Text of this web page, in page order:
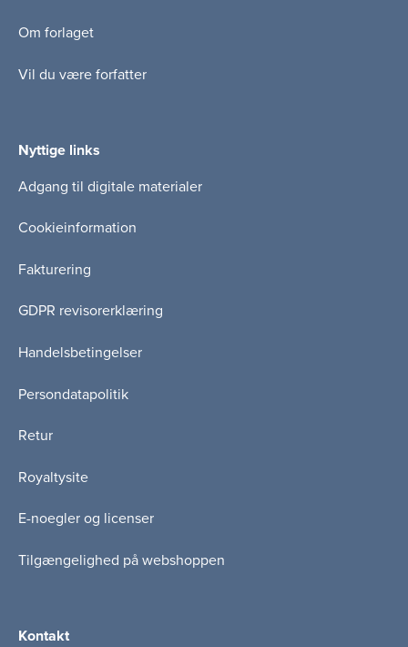
Om forlaget
Vil du være forfatter
Nyttige links
Adgang til digitale materialer
Cookieinformation
Fakturering
GDPR revisorerklæring
Handelsbetingelser
Persondatapolitik
Retur
Royaltysite
E-noegler og licenser
Tilgængelighed på webshoppen
Kontakt